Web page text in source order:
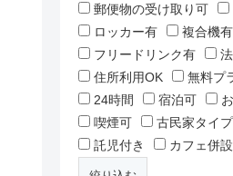
郵便物の受け取り可
ロッカー有
複合機有
フリードリンク有
住所利用OK
無料プ
24時間
宿泊可
喫煙可
古民家タイプ
託児付き
カフェ併設